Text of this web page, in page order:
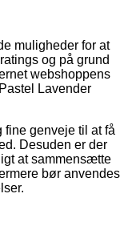
muligheder for at
og på grund
webshoppens
Lavender
fine genveje til at få
Desuden er der
at sammensætte
bør anvendes